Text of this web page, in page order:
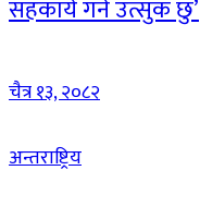
सहकार्य गर्न उत्सुक छु’
चैत्र १३, २०८२
अन्तराष्ट्रिय